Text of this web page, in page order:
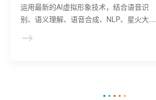
运用最新的AI虚拟形象技术，结合语音识
别、语义理解、语音合成、NLP、星火大模
建、AI驱动、多模态交互的多场景虚拟人产